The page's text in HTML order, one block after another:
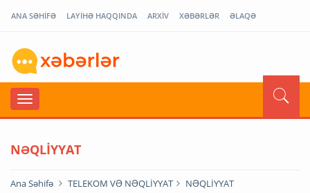
ANA SƏHİFƏ LAYİHƏ HAQQINDA ARXİV XƏBƏRLƏR ƏLAQƏ
NƏQLİYYAT
Ana Səhifə TELEKOM VƏ NƏQLİYYAT NƏQLİYYAT